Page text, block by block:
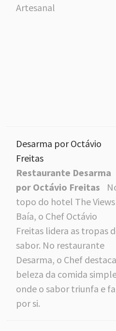
Artesanal
Desarma por Octávio
Freitas
Restaurante Desarma
por Octávio Freitas
topo do hotel The Views
Baía, o Chef Octávio
Freitas lidera as tropas
sabor. No restaurante
Desarma, o Chef
beleza da comida
onde o sabor triunfa e
por si.